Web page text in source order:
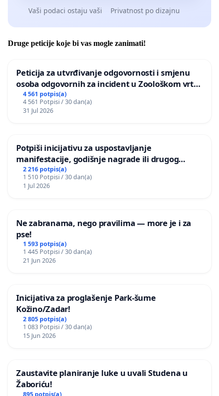
Vaši podaci ostaju vaši Privatnost po dizajnu
Druge peticije koje bi vas mogle zanimati!
Peticija za utvrđivanje odgovornosti i smjenu
osoba odgovornih za incident u Zoološkom vrtu
Grada Zagreba
4 561 potpis(a)
4 561 Potpisi / 30 dan(a)
31 Jul 2026
Potpiši inicijativu za uspostavljanje
manifestacije, godišnje nagrade ili drugog
javnog događaja „Edin Avdić“ u Sarajevu
2 216 potpis(a)
1 510 Potpisi / 30 dan(a)
1 Jul 2026
Ne zabranama, nego pravilima — more je i za
pse!
1 593 potpis(a)
1 445 Potpisi / 30 dan(a)
21 Jun 2026
Inicijativa za proglašenje Park-šume
Kožino/Zadar!
2 805 potpis(a)
1 083 Potpisi / 30 dan(a)
15 Jun 2026
Zaustavite planiranje luke u uvali Studena u
Žaboriću!
895 potpis(a)